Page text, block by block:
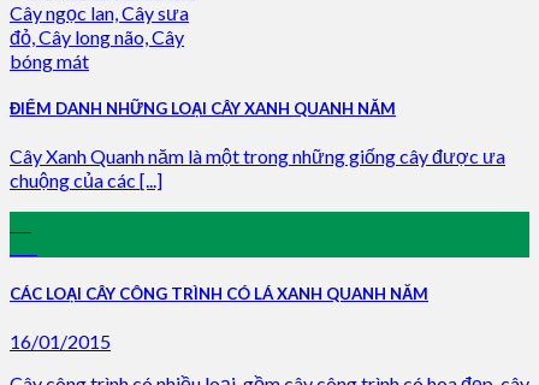
ĐIỂM DANH NHỮNG LOẠI CÂY XANH QUANH NĂM
Cây Xanh Quanh năm là một trong những giống cây được ưa
chuộng của các [...]
CÁC LOẠI CÂY CÔNG TRÌNH CÓ LÁ XANH QUANH NĂM
16/01/2015